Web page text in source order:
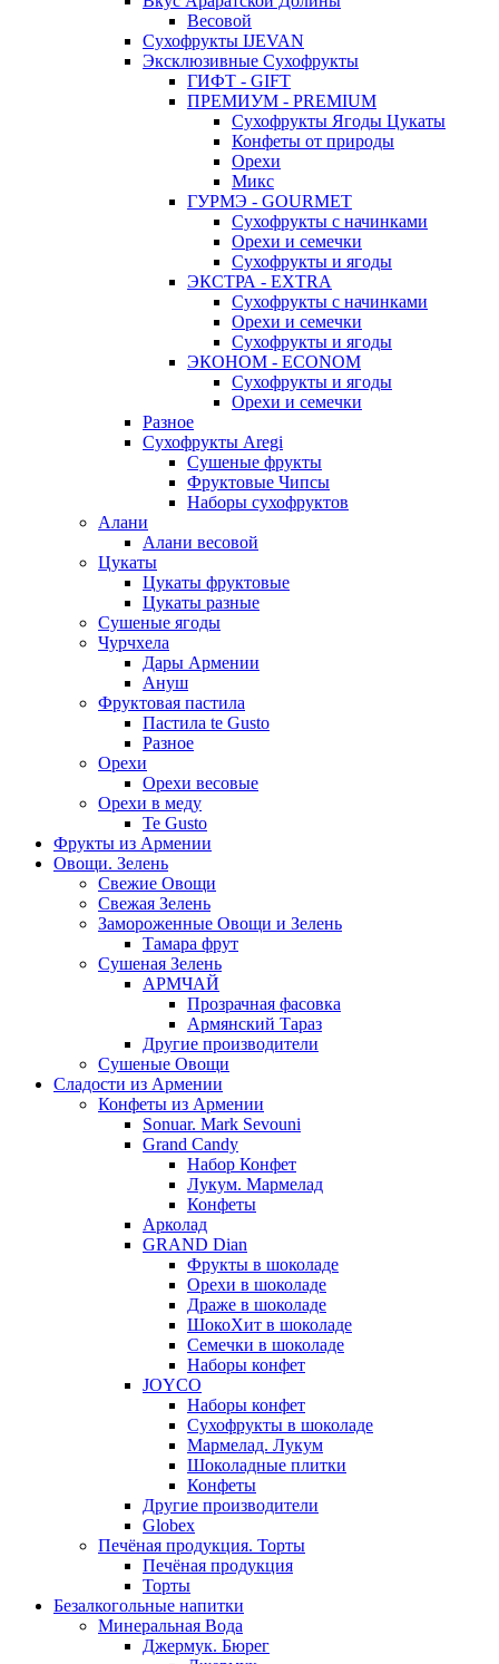
Весовой
Сухофрукты IJEVAN
Эксклюзивные Сухофрукты
ГИФТ - GIFT
ПРЕМИУМ - PREMIUM
Сухофрукты Ягоды Цукаты
Конфеты от природы
Орехи
Микс
ГУРМЭ - GOURMET
Сухофрукты с начинками
Орехи и семечки
Сухофрукты и ягоды
ЭКСТРА - EXTRA
Сухофрукты с начинками
Орехи и семечки
Сухофрукты и ягоды
ЭКОНОМ - ECONOM
Сухофрукты и ягоды
Орехи и семечки
Разное
Сухофрукты Aregi
Сушеные фрукты
Фруктовые Чипсы
Наборы сухофруктов
Алани
Алани весовой
Цукаты
Цукаты фруктовые
Цукаты разные
Сушеные ягоды
Чурчхела
Дары Армении
Ануш
Фруктовая пастила
Пастила te Gusto
Разное
Орехи
Орехи весовые
Орехи в меду
Te Gusto
Фрукты из Армении
Овощи. Зелень
Свежие Овощи
Свежая Зелень
Замороженные Овощи и Зелень
Тамара фрут
Сушеная Зелень
АРМЧАЙ
Прозрачная фасовка
Армянский Тараз
Другие производители
Сушеные Овощи
Сладости из Армении
Конфеты из Армении
Sonuar. Mark Sevouni
Grand Candy
Набор Конфет
Лукум. Мармелад
Конфеты
Арколад
GRAND Dian
Фрукты в шоколаде
Орехи в шоколаде
Драже в шоколаде
ШокоХит в шоколаде
Семечки в шоколаде
Наборы конфет
JOYCO
Наборы конфет
Сухофрукты в шоколаде
Мармелад. Лукум
Шоколадные плитки
Конфеты
Другие производители
Globex
Печёная продукция. Торты
Печёная продукция
Торты
Безалкогольные напитки
Минеральная Вода
Джермук. Бюрег